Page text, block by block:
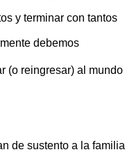
y terminar con tantos
debemos
(o reingresar) al mundo
de sustento a la familia